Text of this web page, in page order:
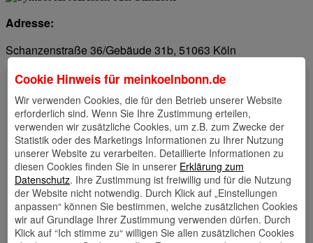
Adresse:
Schanzenstraße 36/Gebäude 31b, 51063 Köln
Cookie Hinweis für meinkoelnbonn.de
Wir verwenden Cookies, die für den Betrieb unserer Website
erforderlich sind. Wenn Sie Ihre Zustimmung erteilen,
verwenden wir zusätzliche Cookies, um z.B. zum Zwecke der
Statistik oder des Marketings Informationen zu Ihrer Nutzung
unserer Website zu verarbeiten. Detaillierte Informationen zu
diesen Cookies finden Sie in unserer Erklärung zum
Datenschutz. Ihre Zustimmung ist freiwillig und für die Nutzung
der Website nicht notwendig. Durch Klick auf „Einstellungen
anpassen“ können Sie bestimmen, welche zusätzlichen Cookies
wir auf Grundlage Ihrer Zustimmung verwenden dürfen. Durch
Klick auf “Ich stimme zu“ willigen Sie allen zusätzlichen Cookies